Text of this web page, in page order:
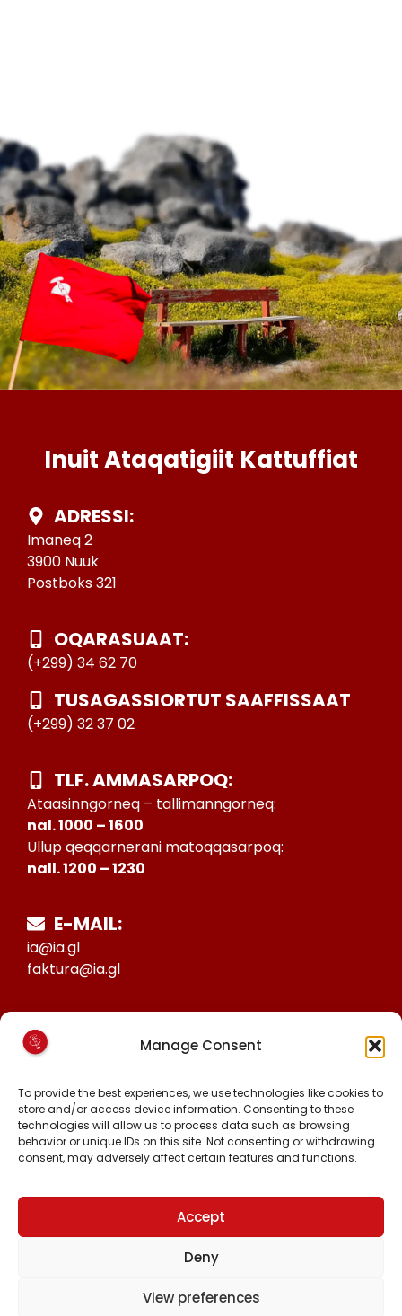
Manage Consent
To provide the best experiences, we use technologies like cookies to
store and/or access device information. Consenting to these
technologies will allow us to process data such as browsing
behavior or unique IDs on this site. Not consenting or withdrawing
consent, may adversely affect certain features and functions.
Accept
Deny
View preferences
Inuit Ataqatigiit Kattuffiat
ADRESSI:
Imaneq 2
3900 Nuuk
Postboks 321
OQARASUAAT:
(+299) 34 62 70
TUSAGASSIORTUT SAAFFISSAAT
(+299) 32 37 02
TLF. AMMASARPOQ:
Ataasinngorneq – tallimanngorneq:
nal. 1000 – 1600
Ullup qeqqarnerani matoqqasarpoq:
nall. 1200 – 1230
E-MAIL:
ia@ia.gl
faktura@ia.gl
25027388
KONTO NR:
6471-1511626
MALINNAAVIGISIGUT
TIKTOK